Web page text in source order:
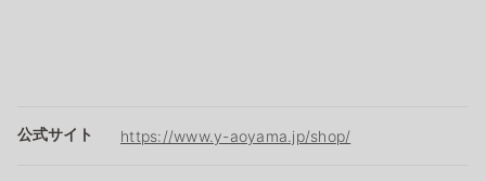
公式サイト https://www.y-aoyama.jp/shop/